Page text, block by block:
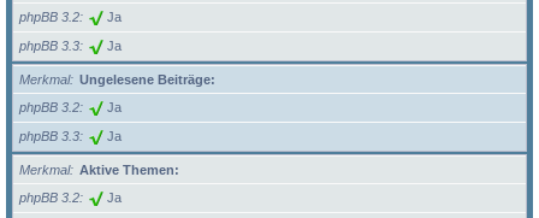
phpBB 3.2
Ja
phpBB 3.3 Ja
Merkmal
Ungelesene Beiträge:
phpBB 3.2
Ja
phpBB 3.3 Ja
Merkmal
Aktive Themen:
phpBB 3.2
Ja